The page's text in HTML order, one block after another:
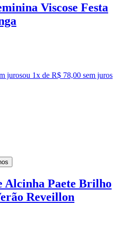
Viscose Festa
jurosou 1x de R$ 78,00 sem juros
Alcinha Paete Brilho
Reveillon